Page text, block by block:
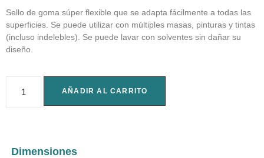
Sello de goma súper flexible que se adapta fácilmente a todas las
superficies. Se puede utilizar con múltiples masas, pinturas y tintas
(incluso indelebles). Se puede lavar con solventes sin dañar su
diseño.
AÑADIR AL CARRITO
Dimensiones